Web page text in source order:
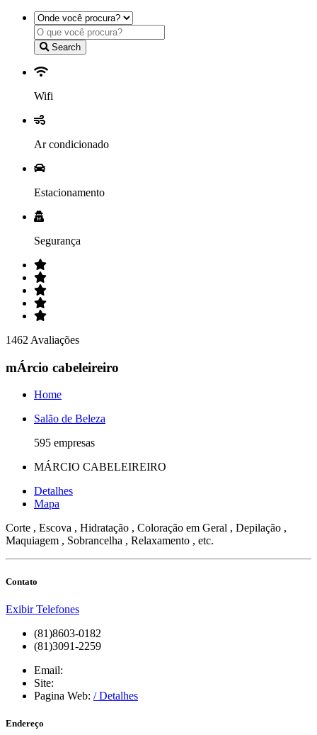
Search
Wifi
Ar condicionado
Estacionamento
Segurança
1462 Avaliações
mÁrcio cabeleireiro
Home
Salão de Beleza
595 empresas
MÁRCIO CABELEIREIRO
Detalhes
Mapa
Corte , Escova , Hidratação , Coloração em Geral , Depilação ,
Maquiagem , Sobrancelha , Relaxamento , etc.
Contato
Exibir Telefones
(81)8603-0182
(81)3091-2259
Email:
Site:
Pagina Web: / Detalhes
Endereço